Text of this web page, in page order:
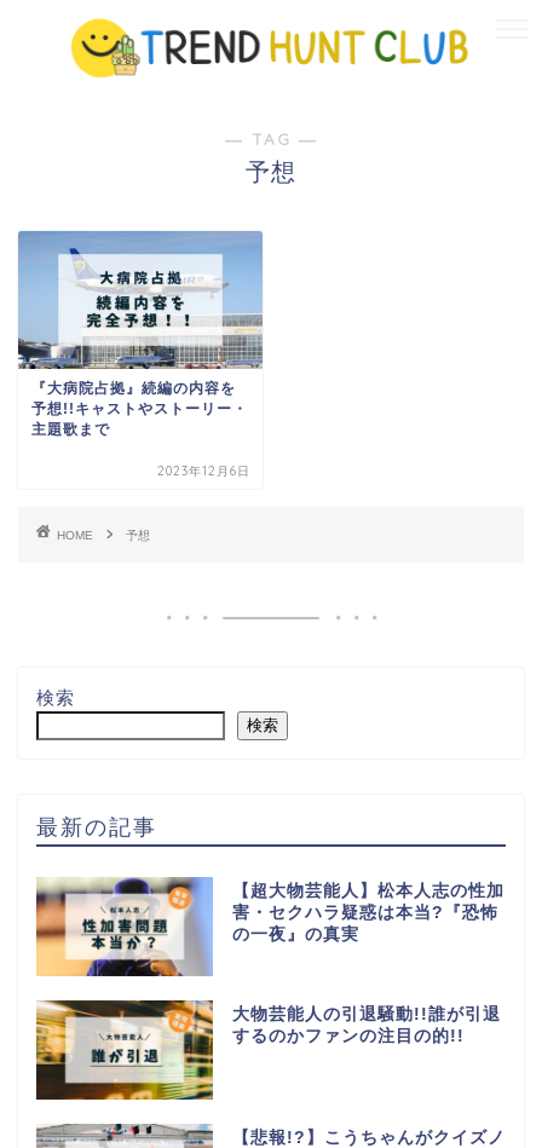
― TAG ―
予想
『大病院占拠』続編の内容を
予想!!キャストやストーリー・
主題歌まで
2023年12月6日
HOME 予想
検索
検索
最新の記事
【超大物芸能人】松本人志の性加
害・セクハラ疑惑は本当?『恐怖
の一夜』の真実
大物芸能人の引退騒動!!誰が引退
するのかファンの注目の的!!
【悲報!?】こうちゃんがクイズノ